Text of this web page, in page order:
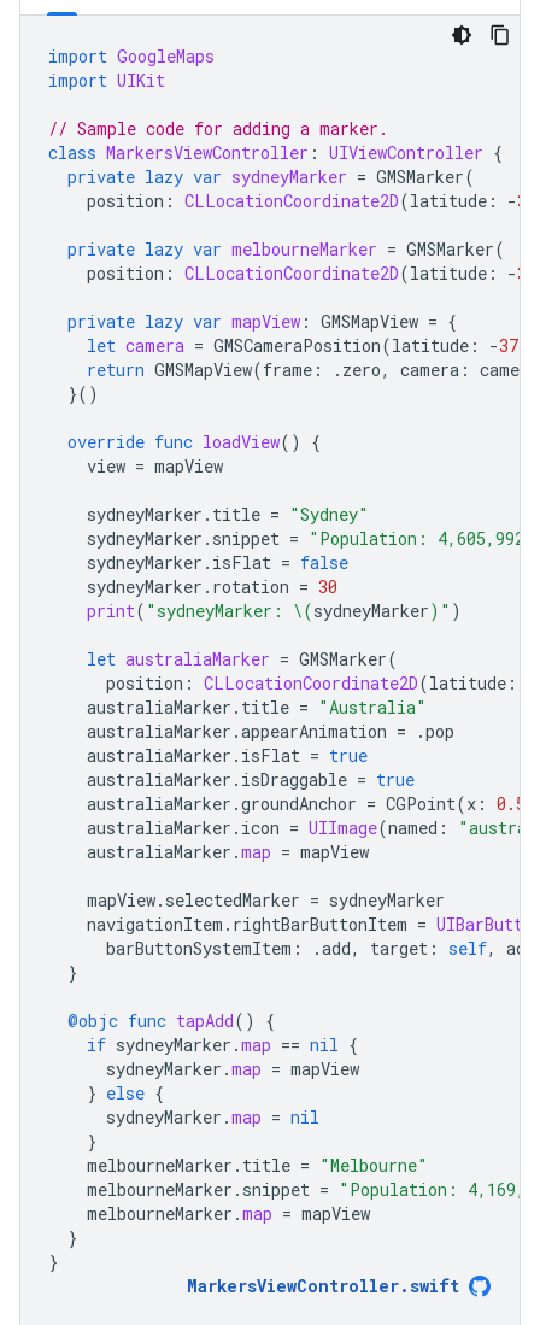
import GoogleMaps
import UIKit
// Sample code for adding a marker.
class MarkersViewController : UIViewController {
private lazy var sydneyMarker = GMSMarker(
position : CLLocationCoordinate2D(latitude : -
private lazy var melbourneMarker = GMSMarker(
position : CLLocationCoordinate2D(latitude : -
private lazy var mapView : GMSMapView = {
let camera = GMSCameraPosition(latitude : -
return GMSMapView(frame : . zero, camera : camera
}()
override func loadView()
{
view = mapView
sydneyMarker . title = "Sydney"
sydneyMarker . snippet = "Population: 4,605,992"
sydneyMarker . isFlat = false
sydneyMarker . rotation = 30
print( "sydneyMarker: \(sydneyMarker) " )
let australiaMarker = GMSMarker(
position : CLLocationCoordinate2D(latitude :
australiaMarker . title = "Australia"
australiaMarker .appearAnimation = .pop
australiaMarker . isFlat = true
australiaMarker . isDraggable = true
australiaMarker .groundAnchor = CGPoint(x : 0.5
australiaMarker . icon = UIImage(named :
australiaMarker .map = mapView
mapView. selectedMarker = sydneyMarker
navigationItem . rightBarButtonItem =
barButtonSystemItem : .add, target : self,
}
@objc func tapAdd()
{
if sydneyMarker .map == nil {
sydneyMarker .map = mapView
} else {
sydneyMarker .map = nil
}
melbourneMarker . title = "Melbourne"
melbourneMarker . snippet = "Population:
melbourneMarker .map = mapView
}
}
MarkersViewController.swift